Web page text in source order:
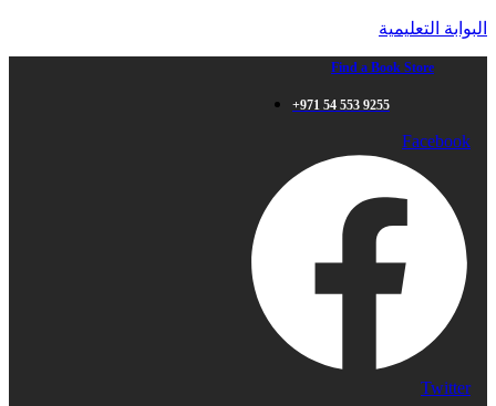
البوابة التعليمية
Find a Book Store
+971 54 553 9255
Facebook
Twitter